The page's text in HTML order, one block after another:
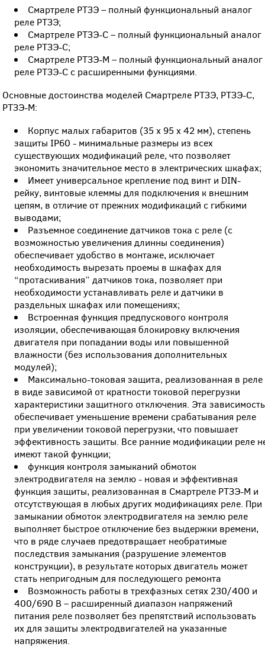
Смартреле РТЗЭ – полный функциональный аналог
реле РТЗЭ;
Смартреле РТЗЭ-С – полный функциональный аналог
реле РТЗЭ-С;
Смартреле РТЗЭ-М – полный функциональный аналог
реле РТЗЭ-С с расширенными функциями.
Основные достоинства моделей Смартреле РТЗЭ, РТЗЭ-С,
РТЗЭ-М:
Корпус малых габаритов (35 х 95 х 42 мм), степень
защиты IP60 - минимальные размеры из всех
существующих модификаций реле, что позволяет
экономить значительное место в электрических шкафах;
Имеет универсальное крепление под винт и DIN-
рейку, винтовые клеммы для подключения к внешним
цепям, в отличие от прежних модификаций с гибкими
выводами;
Разъемное соединение датчиков тока с реле (с
возможностью увеличения длинны соединения)
обеспечивает удобство в монтаже, исключает
необходимость вырезать проемы в шкафах для
“протаскивания” датчиков тока, позволяет при
необходимости устанавливать реле и датчики в
раздельных шкафах или помещениях;
Встроенная функция предпускового контроля
изоляции, обеспечивающая блокировку включения
двигателя при попадании воды или повышенной
влажности (без использования дополнительных
модулей);
Максимально-токовая защита, реализованная в реле
в виде зависимой от кратности токовой перегрузки
характеристики защитного отключения. Эта зависимость
обеспечивает уменьшение времени срабатывания реле
при увеличении токовой перегрузки, что повышает
эффективность защиты. Все ранние модификации реле
имеют такой функции;
функция контроля замыканий обмоток
электродвигателя на землю - новая и эффективная
функция защиты, реализованная в Смартреле РТЗЭ-М и
отсутствующая в любых других модификациях реле. При
замыкании обмоток электродвигателя на землю реле
выполняет быстрое отключение без выдержки времени,
что в ряде случаев предотвращает необратимые
последствия замыкания (разрушение элементов
конструкции), в результате которых двигатель может
стать непригодным для последующего ремонта
Возможность работы в трехфазных сетях 230/400 и
400/690 В – расширенный диапазон напряжений
питания реле позволяет без препятствий использовать
их для защиты электродвигателей на указанные
напряжения.